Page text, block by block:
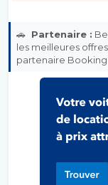
🚗 Partenaire :
les meilleures
partenaire